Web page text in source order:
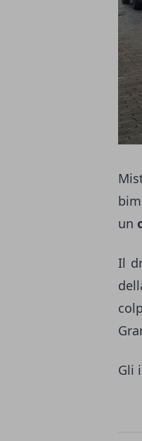
un
Il
Gli